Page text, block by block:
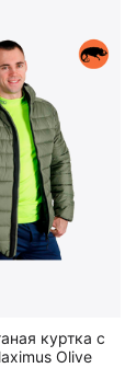
куртка с
Olive